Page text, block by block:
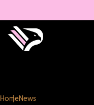
HomeNews